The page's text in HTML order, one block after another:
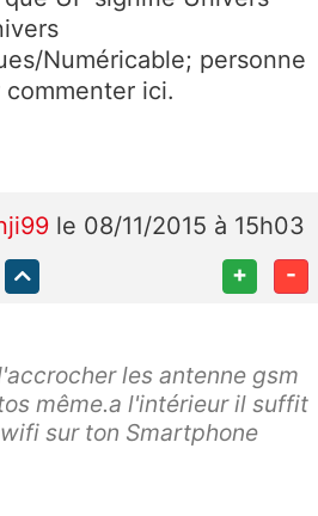
Numéricable; personne
ici.
le 08/11/2015 à 15h03
+ -
les antenne gsm
même.a l'intérieur il suffit
sur ton Smartphone